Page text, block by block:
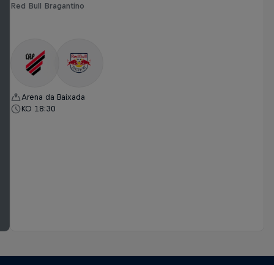
Red Bull Bragantino
Arena da Baixada
KO 18:30